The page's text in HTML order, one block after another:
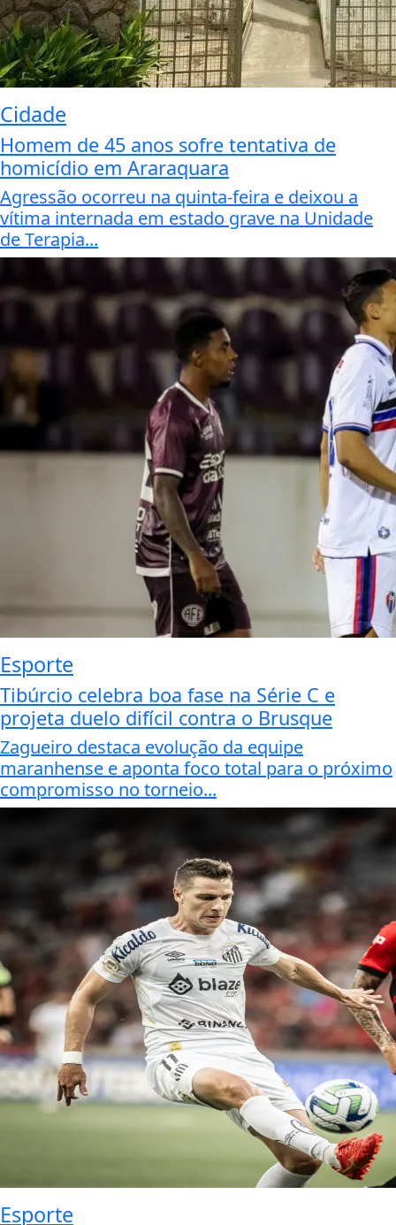
Cidade
Homem de 45 anos sofre tentativa de
homicídio em Araraquara
Agressão ocorreu na quinta-feira e deixou a
vítima internada em estado grave na Unidade
de Terapia...
Esporte
Tibúrcio celebra boa fase na Série C e
projeta duelo difícil contra o Brusque
Zagueiro destaca evolução da equipe
maranhense e aponta foco total para o próximo
compromisso no torneio...
Esporte